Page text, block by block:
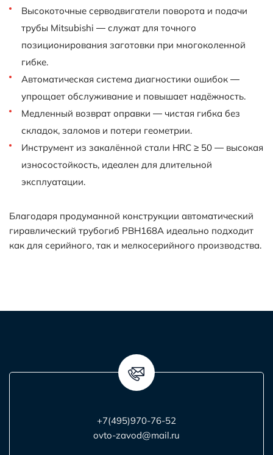
Высокоточные серводвигатели поворота и подачи
трубы Mitsubishi — служат для точного
позиционирования заготовки при многоколенной
гибке.
Автоматическая система диагностики ошибок —
упрощает обслуживание и повышает надёжность.
Медленный возврат оправки — чистая гибка без
складок, заломов и потери геометрии.
Инструмент из закалённой стали HRC ≥ 50 — высокая
износостойкость, идеален для длительной
эксплуатации.
Благодаря продуманной конструкции автоматический
гиравлический трубогиб PBH168A идеально подходит
как для серийного, так и мелкосерийного производства.
+7(495)970-76-52
ovto-zavod@mail.ru